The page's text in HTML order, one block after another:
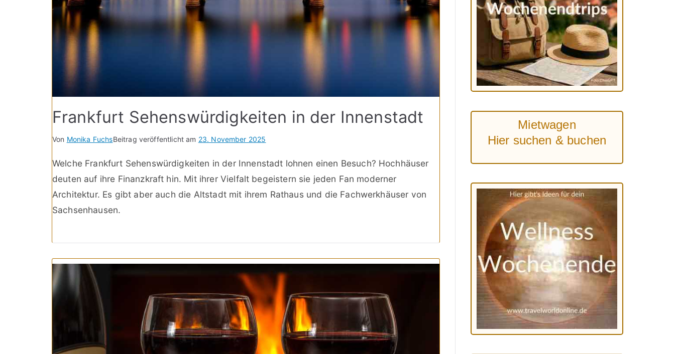
Frankfurt Sehenswürdigkeiten in der Innenstadt
Von Monika FuchsBeitrag veröffentlicht am 23. November 2025
Welche Frankfurt Sehenswürdigkeiten in der Innenstadt lohnen einen Besuch? Hochhäuser
deuten auf ihre Finanzkraft hin. Mit ihrer Vielfalt begeistern sie jeden Fan moderner
Architektur. Es gibt aber auch die Altstadt mit ihrem Rathaus und die Fachwerkhäuser von
Sachsenhausen.
Mietwagen
Hier suchen & buchen